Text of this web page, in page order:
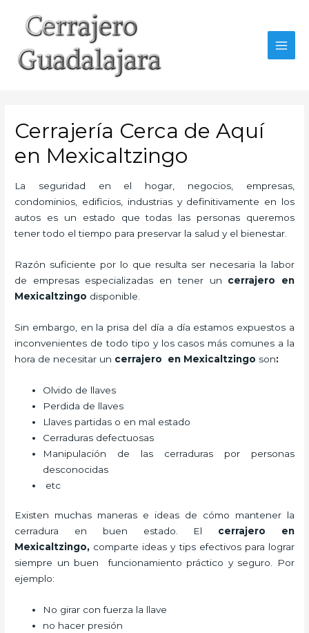
contenido
Cerrajería Cerca de Aquí
en Mexicaltzingo
La seguridad en el hogar, negocios, empresas,
condominios, edificios, industrias y definitivamente en los
autos es un estado que todas las personas queremos
tener todo el tiempo para preservar la salud y el bienestar.
Razón suficiente por lo que resulta ser necesaria la labor
de empresas especializadas en tener un cerrajero en
Mexicaltzingo disponible.
Sin embargo, en la prisa del día a día estamos expuestos a
inconvenientes de todo tipo y los casos más comunes a la
hora de necesitar un cerrajero en Mexicaltzingo son:
Olvido de llaves
Perdida de llaves
Llaves partidas o en mal estado
Cerraduras defectuosas
Manipulación de las cerraduras por personas
desconocidas
etc
Existen muchas maneras e ideas de cómo mantener la
cerradura en buen estado. El cerrajero en
Mexicaltzingo, comparte ideas y tips efectivos para lograr
siempre un buen funcionamiento práctico y seguro. Por
ejemplo:
No girar con fuerza la llave
no hacer presión